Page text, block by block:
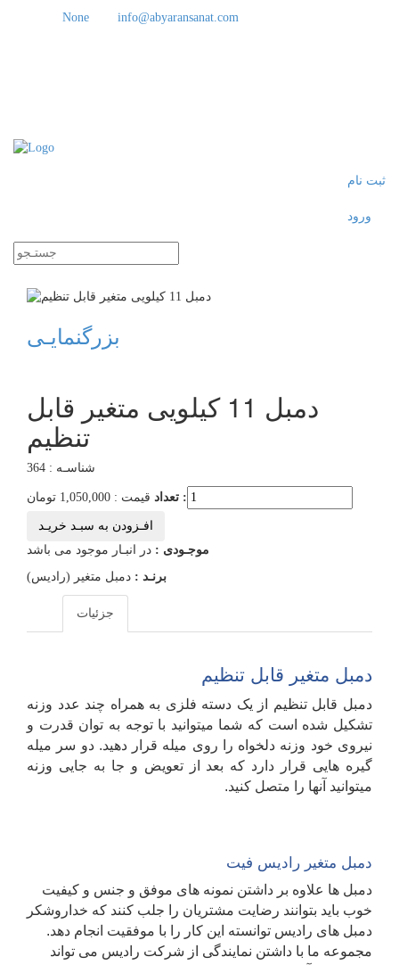
None info@abyaransanat.com
ثبت نام
ورود
بزرگنمایـی
دمبل 11 کیلویی متغیر قابل
تنظیم
شناسـه : 364
قیمت : 1,050,000 تومان تعداد :
افـزودن به سبـد خریـد
موجـودی : در انبـار موجود می باشد
برنـد : دمبل متغیر (رادیس)
جزئیات
دمبل متغیر قابل تنظیم
دمبل قابل تنظیم از یک دسته فلزی به همراه چند عدد وزنه
تشکیل شده است که شما میتوانید با توجه به توان قدرت و
نیروی خود وزنه دلخواه را روی میله قرار دهید. دو سر میله
گیره هایی قرار دارد که بعد از تعویض و جا به جایی وزنه
میتوانید آنها را متصل کنید.
دمبل متغیر رادیس فیت
دمبل ها علاوه بر داشتن نمونه های موفق و جنس و کیفیت
خوب باید بتوانند رضایت مشتریان را جلب کنند که خداروشکر
دمبل های رادیس توانسته این کار را با موفقیت انجام دهد.
مجموعه ما با داشتن نمایندگی از شرکت رادیس می تواند